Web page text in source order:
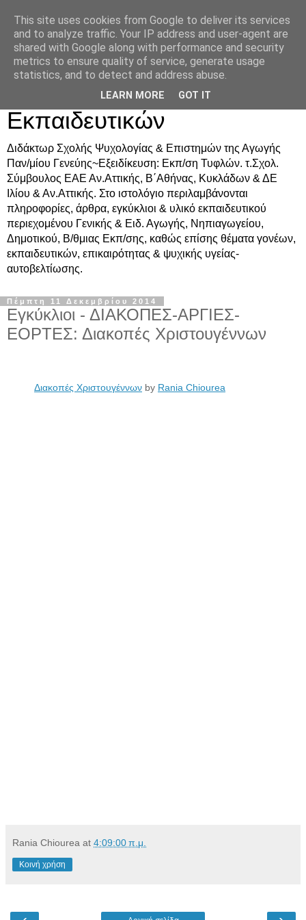
Δρ. Ράνια Χιουρέα-
Συμβουλευτική &
Υποστήριξη Γονέων &
Εκπαιδευτικών
Διδάκτωρ Σχολής Ψυχολογίας & Επιστημών της Αγωγής
Παν/μίου Γενεύης~Εξειδίκευση: Εκπ/ση Τυφλών. τ.Σχολ.
Σύμβουλος ΕΑΕ Αν.Αττικής, Β΄Αθήνας, Κυκλάδων & ΔΕ
Ιλίου & Αν.Αττικής. Στο ιστολόγιο περιλαμβάνονται
πληροφορίες, άρθρα, εγκύκλιοι & υλικό εκπαιδευτικού
περιεχομένου Γενικής & Ειδ. Αγωγής, Νηπιαγωγείου,
Δημοτικού, Β/θμιας Εκπ/σης, καθώς επίσης θέματα γονέων,
εκπαιδευτικών, επικαιρότητας & ψυχικής υγείας-
αυτοβελτίωσης.
Πέμπτη 11 Δεκεμβρίου 2014
Εγκύκλιοι - ΔΙΑΚΟΠΕΣ-ΑΡΓΙΕΣ-
ΕΟΡΤΕΣ: Διακοπές Χριστουγέννων
Διακοπές Χριστουγέννων by Rania Chiourea
Rania Chiourea at 4:09:00 π.μ.
Κοινή χρήση
This site uses cookies from Google to deliver its services
and to analyze traffic. Your IP address and user-agent are
shared with Google along with performance and security
metrics to ensure quality of service, generate usage
statistics, and to detect and address abuse.
LEARN MORE GOT IT